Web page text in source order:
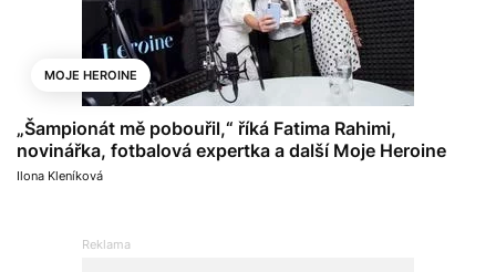
MOJE HEROINE
„Šampionát mě pobouřil,“ říká Fatima Rahimi,
novinářka, fotbalová expertka a další Moje Heroine
Ilona Kleníková